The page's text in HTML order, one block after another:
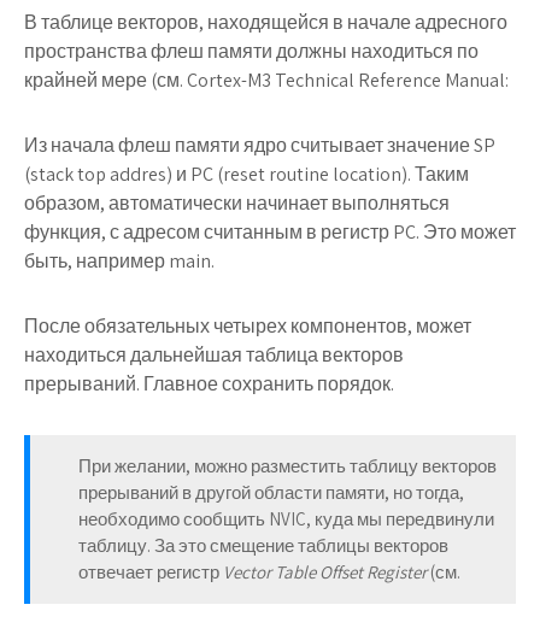
В таблице векторов, находящейся в начале адресного
пространства флеш памяти должны находиться по
крайней мере (см. Cortex-M3 Technical Reference Manual:
Из начала флеш памяти ядро считывает значение SP
(stack top addres) и PC (reset routine location). Таким
образом, автоматически начинает выполняться
функция, с адресом считанным в регистр PC. Это может
быть, например main.
После обязательных четырех компонентов, может
находиться дальнейшая таблица векторов
прерываний. Главное сохранить порядок.
При желании, можно разместить таблицу векторов
прерываний в другой области памяти, но тогда,
необходимо сообщить NVIC, куда мы передвинули
таблицу. За это смещение таблицы векторов
отвечает регистр Vector Table Offset Register(см.